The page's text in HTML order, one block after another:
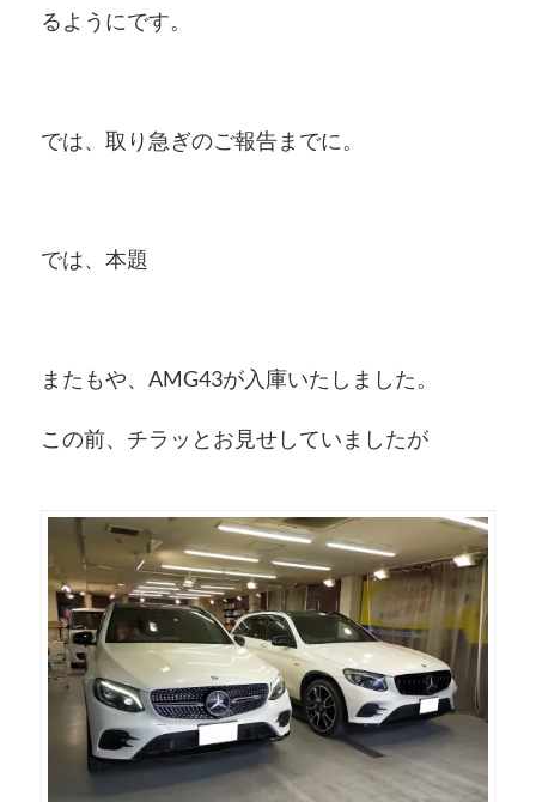
るようにです。
では、取り急ぎのご報告までに。
では、本題
またもや、AMG43が入庫いたしました。
この前、チラッとお見せしていましたが